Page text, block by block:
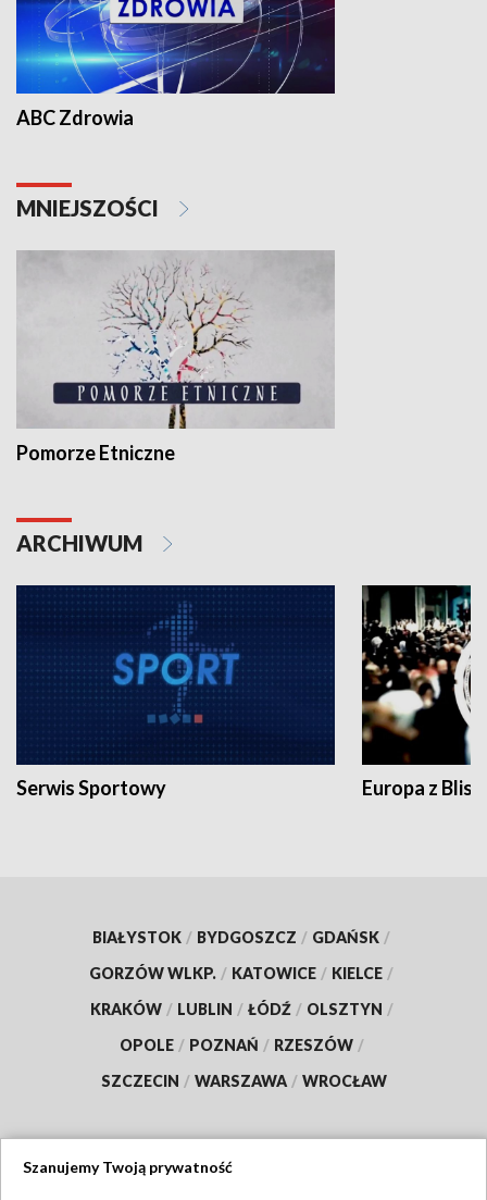
ABC Zdrowia
MNIEJSZOŚCI
Pomorze Etniczne
ARCHIWUM
Serwis Sportowy Europa z
BIAŁYSTOK / BYDGOSZCZ / GDAŃSK /
GORZÓW WLKP. / KATOWICE / KIELCE /
KRAKÓW / LUBLIN / ŁÓDŹ / OLSZTYN /
OPOLE / POZNAŃ / RZESZÓW /
SZCZECIN / WARSZAWA / WROCŁAW
Szanujemy Twoją prywatność